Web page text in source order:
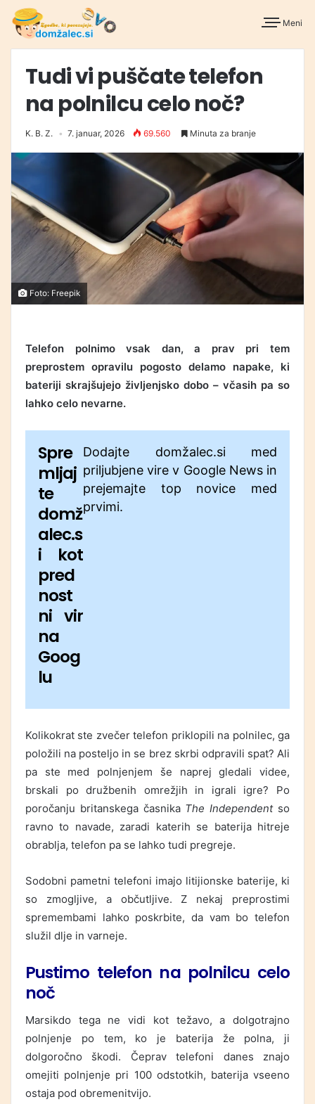
Meni
Tudi vi puščate telefon
na polnilcu celo noč?
K. B. Z. 7. januar, 2026 69.560 Minuta za branje
Foto: Freepik
Telefon polnimo vsak dan, a prav pri tem
preprostem opravilu pogosto delamo napake, ki
bateriji skrajšujejo življenjsko dobo – včasih pa so
lahko celo nevarne.
Spre
mljaj
te
domž
alec.s
i kot
pred
nost
ni vir
na
Goog
lu
Dodajte domžalec.si med
priljubjene vire v Google News in
prejemajte top novice med
prvimi.
Kolikokrat ste zvečer telefon priklopili na polnilec, ga
položili na posteljo in se brez skrbi odpravili spat? Ali
pa ste med polnjenjem še naprej gledali videe,
brskali po družbenih omrežjih in igrali igre? Po
poročanju britanskega časnika The Independentso
ravno to navade, zaradi katerih se baterija hitreje
obrablja, telefon pa se lahko tudi pregreje.
Sodobni pametni telefoni imajo litijionske baterije, ki
so zmogljive, a občutljive. Z nekaj preprostimi
spremembami lahko poskrbite, da vam bo telefon
služil dlje in varneje.
Pustimo telefon na polnilcu celo
noč
Marsikdo tega ne vidi kot težavo, a dolgotrajno
polnjenje po tem, ko je baterija že polna, ji
dolgoročno škodi. Čeprav telefoni danes znajo
omejiti polnjenje pri 100 odstotkih, baterija vseeno
ostaja pod obremenitvijo.